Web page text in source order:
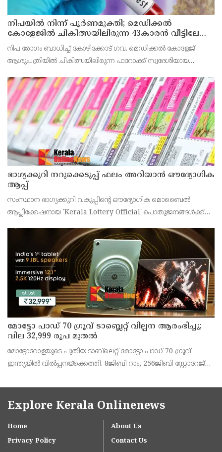
നിപയിൽ നിന്ന് പൂർണമുക്തി; മെഡിക്കൽ
കോളേജിൽ ചികിത്സയിലിരുന്ന 43കാരൻ വീട്ടിലേക്ക്
മടങ്ങി
നിപ രോഗം ബാധിച്ച് കോഴിക്കോട് ഗവ. മെഡിക്കൽ കോളേജ്
ആശുപത്രിയിൽ ചികിത്സയിലിരുന്ന ഫറോക്ക് സ്വദേശിയായ
ഭാഗ്യക്കുറി നറുക്കെടുപ്പ് ഫലം അറിയാൻ ഔദ്യോഗിക
ആപ്പ്
സംസ്ഥാന ഭാഗ്യക്കുറി വകുപ്പിന്റെ ഔദ്യോഗിക മൊബൈൽ
ആപ്ലിക്കേഷനായ 'Kerala Lottery Official' പൊതുജനങ്ങൾക്ക്
അഞ്ജു കെ എസ് അറിയിച്ചു.
മോട്ടോ പാഡ് 70 ഗ്രൂവ് ടാബ്ലെറ്റ് വില്പന ആരംഭിച്ചു;
വില 32,999 രൂപ മുതൽ
മോട്ടോറോളയുടെ പുതിയ ടാബ്‌ലെറ്റ് മോട്ടോ പാഡ് 70 ഗ്രൂവ്
ഇന്ത്യയിൽ വിൽപ്പനയ്‌ക്കെത്തി. 8ജിബി റാം, 256ജിബി സ്റ്റോറേജ്
ഉൾപ്പെടെ 32,999 രൂപയാണ് ഫലപ്രദമായ
Explore Kerala Onlinenews
Home
About Us
Privacy Policy
Contact Us